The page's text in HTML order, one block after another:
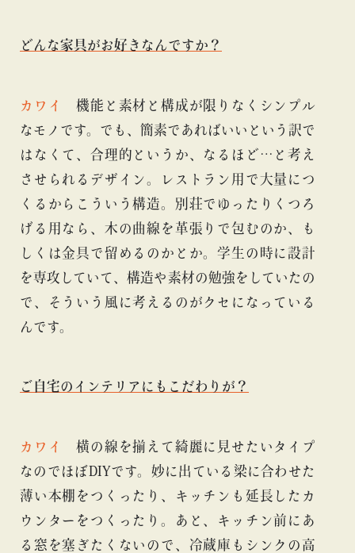
どんな家具がお好きなんですか？
カワイ
機能と素材と構成が限りなくシンプル
なモノです。でも、簡素であればいいという訳で
はなくて、合理的というか、なるほど…と考え
させられるデザイン。レストラン用で大量につ
くるからこういう構造。別荘でゆったりくつろ
げる用なら、木の曲線を革張りで包むのか、も
しくは金具で留めるのかとか。学生の時に設計
を専攻していて、構造や素材の勉強をしていたの
で、そういう風に考えるのがクセになっている
んです。
ご自宅のインテリアにもこだわりが？
カワイ
横の線を揃えて綺麗に見せたいタイプ
なのでほぼDIYです。妙に出ている梁に合わせた
薄い本棚をつくったり、キッチンも延長したカ
ウンターをつくったり。あと、キッチン前にあ
る窓を塞ぎたくないので、冷蔵庫もシンクの高